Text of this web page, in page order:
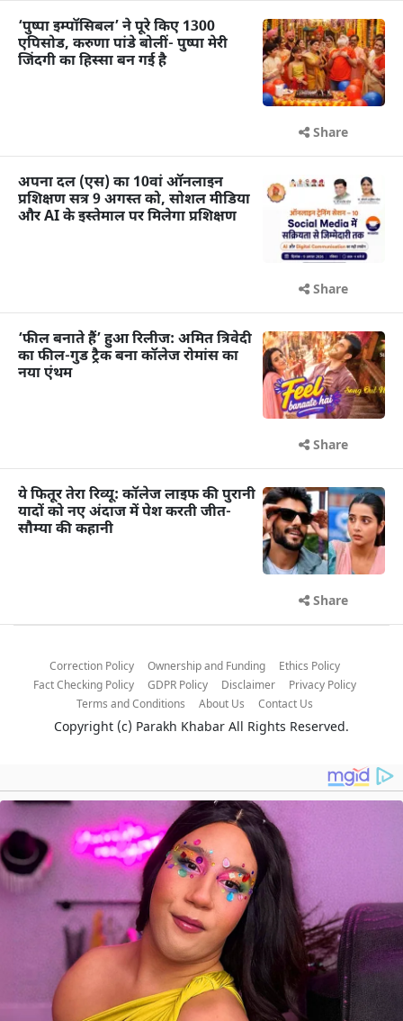
‘पुष्पा इम्पॉसिबल’ ने पूरे किए 1300
एपिसोड, करुणा पांडे बोलीं- पुष्पा मेरी
जिंदगी का हिस्सा बन गई है
Share
अपना दल (एस) का 10वां ऑनलाइन
प्रशिक्षण सत्र 9 अगस्त को, सोशल मीडिया
और AI के इस्तेमाल पर मिलेगा प्रशिक्षण
Share
‘फील बनाते हैं’ हुआ रिलीज: अमित त्रिवेदी
का फील-गुड ट्रैक बना कॉलेज रोमांस का
नया एंथम
Share
ये फितूर तेरा रिव्यू: कॉलेज लाइफ की पुरानी
यादों को नए अंदाज में पेश करती जीत-
सौम्या की कहानी
Share
Correction Policy Ownership and Funding
Ethics Policy
Fact Checking Policy
GDPR Policy Disclaimer
Privacy Policy
Terms and Conditions
About Us Contact Us
Copyright (c) Parakh Khabar All Rights Reserved.